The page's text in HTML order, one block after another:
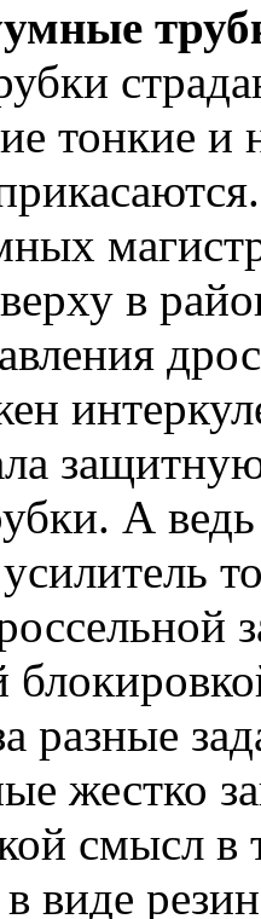
тонкие и
в
А
разные
жестко
смысл в
виде